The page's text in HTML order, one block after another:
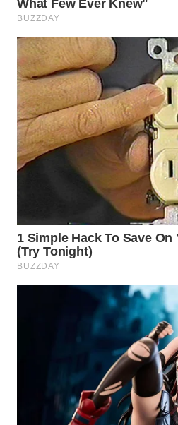
WN
WN
KUNINGAN
WN
MAJALENGKA
SUKABUMI
WN
PURWAKARTA
SEMARANG